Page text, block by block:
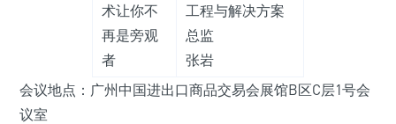
术让你不
再是旁观
者
工程与解决方案
总监
张岩
会议地点：广州中国进出口商品交易会展馆B区C层1号会
议室